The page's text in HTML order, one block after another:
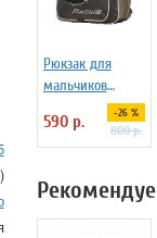
Рюкзак для
мальчиков
средних классов
Racing №1 School
474403
590 р. -26 %
800 р.